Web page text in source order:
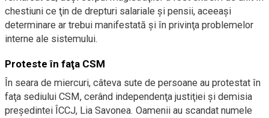
chestiuni ce ţin de drepturi salariale şi pensii, aceeaşi
determinare ar trebui manifestată şi în privinţa problemelor
interne ale sistemului.
Proteste în faţa CSM
În seara de miercuri, câteva sute de persoane au protestat în
faţa sediului CSM, cerând independenţa justiţiei şi demisia
preşedintei ÎCCJ, Lia Savonea. Oamenii au scandat numele